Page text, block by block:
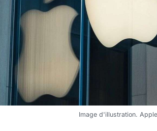
Image d'illustration.